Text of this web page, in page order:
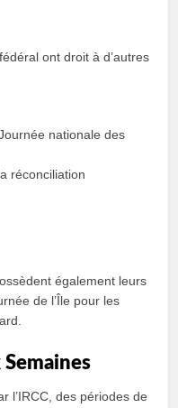
ont droit à d’autres
nationale des
réconciliation
également leurs
de l’Île pour les
Semaines
l’IRCC, des périodes de